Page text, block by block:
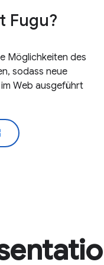
Fugu?
Möglichkeiten des
sodass neue
Web ausgeführt